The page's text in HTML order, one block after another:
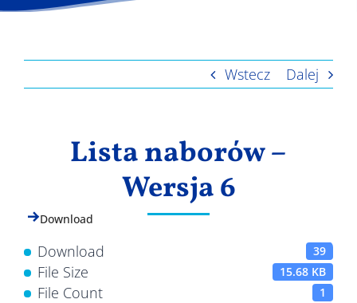
Wstecz Dalej
Lista naborów –
Wersja 6
Download
Download 39
File Size 15.68 KB
File Count 1